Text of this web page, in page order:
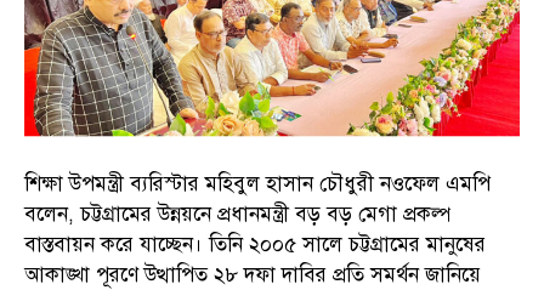
শিক্ষা উপমন্ত্রী ব্যরিস্টার মহিবুল হাসান চৌধুরী নওফেল এমপি
বলেন, চট্টগ্রামের উন্নয়নে প্রধানমন্ত্রী বড় বড় মেগা প্রকল্প
বাস্তবায়ন করে যাচ্ছেন। তিনি ২০০৫ সালে চট্টগ্রামের মানুষের
আকাঙ্খা পূরণে উত্থাপিত ২৮ দফা দাবির প্রতি সমর্থন জানিয়ে